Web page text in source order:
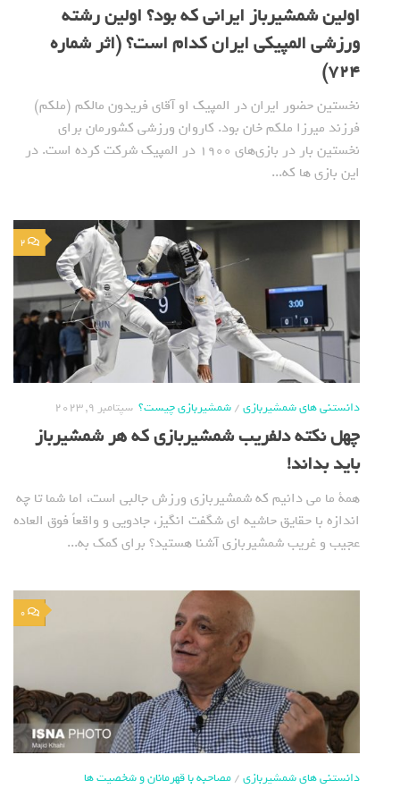
اولین شمشیرباز ایرانی که بود؟ اولین رشته
ورزشی المپیکی ایران کدام است؟ (اثر شماره
724)
نخستین حضور ایران در المپیک او آقای فریدون مالکم (ملکم)
فرزند میرزا ملکم خان بود. کاروان ورزشی کشورمان برای
نخستین بار در بازی‌های 1900 در المپیک شرکت کرده است. در
این بازی ها که...
2
دانستنی های شمشیربازی/شمشیربازی چیست؟ سپتامبر 9, 2023
چهل نکته دلفریب شمشیربازی که هر شمشیرباز
باید بداند!
همة ما می دانیم که شمشیربازی ورزش جالبی است، اما شما تا چه
اندازه با حقایق حاشیه ای شگفت انگیز، جادویی و واقعاً فوق العاده
عجیب و غریب شمشیربازی آشنا هستید؟ برای کمک به...
0
دانستنی های شمشیربازی/مصاحبه با قهرمانان و شخصیت ها